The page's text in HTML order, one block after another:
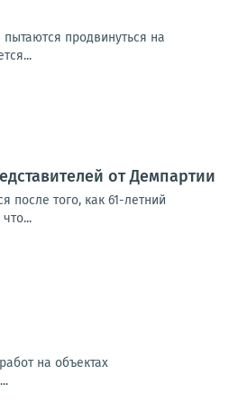
продвинуться на
от Демпартии
после того, как 61-летний
на объектах